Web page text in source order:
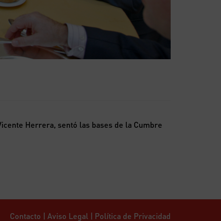
Herrera, sentó las bases de la Cumbre
Contacto | Aviso Legal | Política de Privacidad